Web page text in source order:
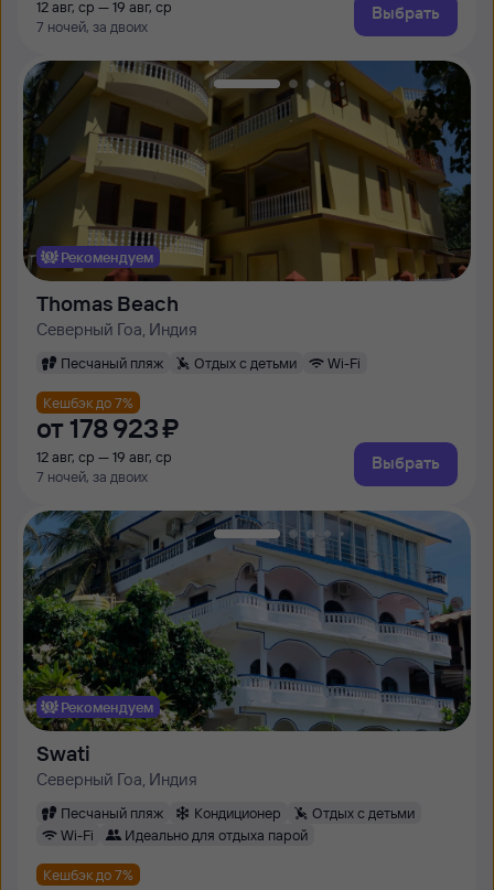
12 авг, ср — 19 авг, ср
7 ночей, за двоих
Выбрать
Рекомендуем
Thomas Beach
Северный Гоа, Индия
Песчаный пляж Отдых с детьми Wi-Fi
Кешбэк до 7%
от 178 ⁠923 ⁠₽
12 авг, ср — 19 авг, ср
7 ночей, за двоих
Выбрать
Рекомендуем
Swati
Северный Гоа, Индия
Песчаный пляж Кондиционер
Отдых с детьми
Wi-Fi
Идеально для отдыха парой
Кешбэк до 7%